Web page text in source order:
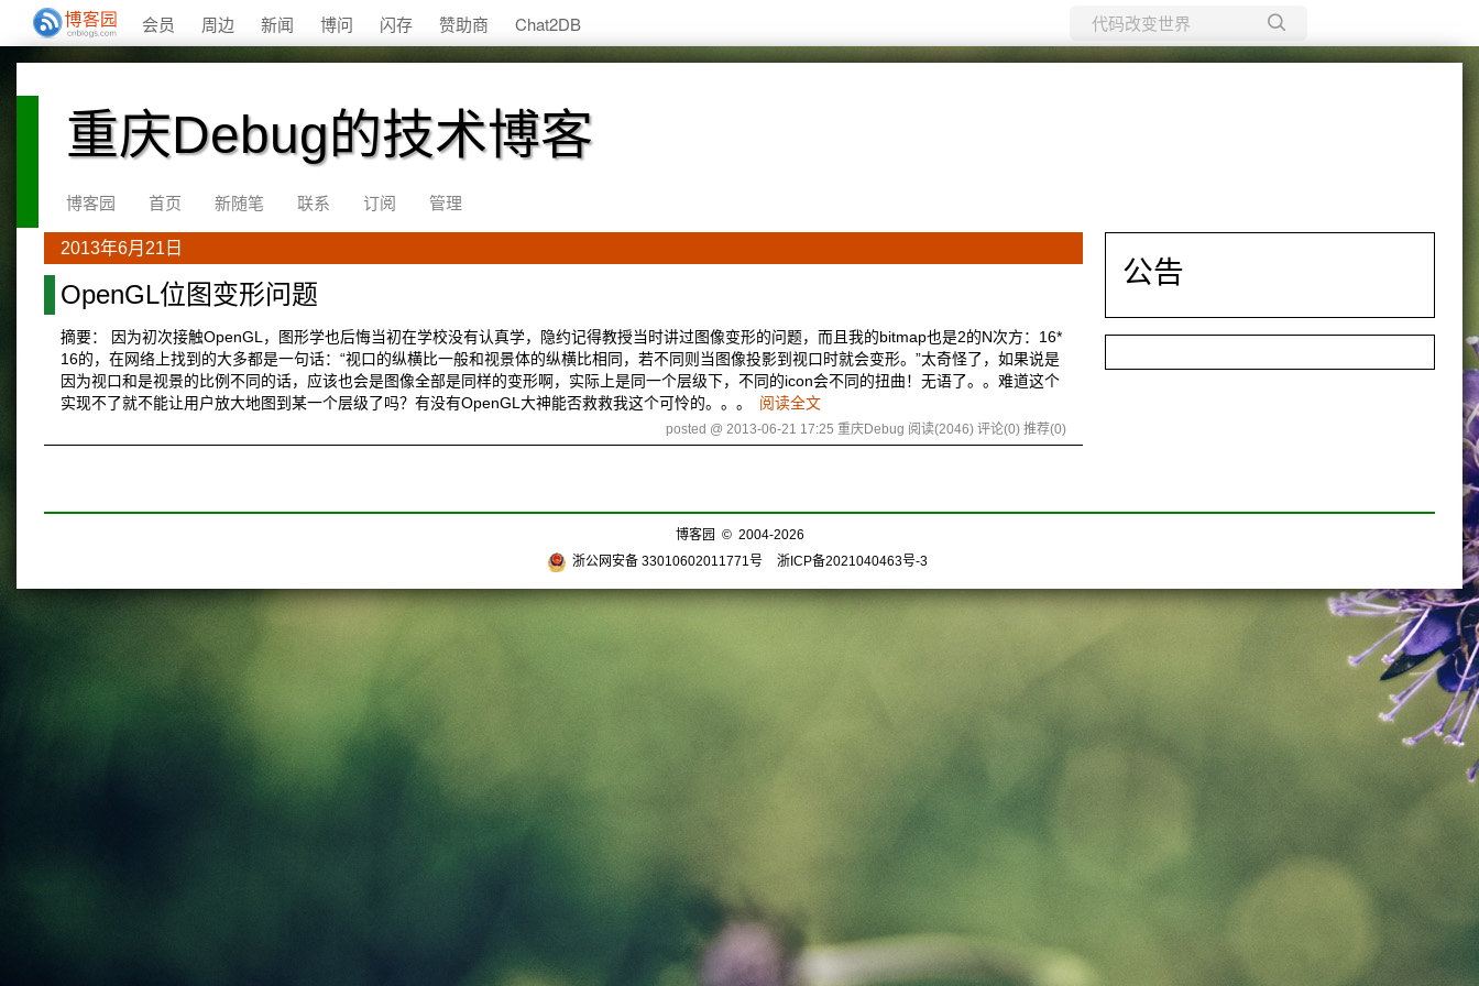
会员 周边 新闻 博问 闪存 赞助商 Chat2DB
所有博客
重庆Debug的技术博客
博客园 首页 新随笔 联系 订阅 管理
2013年6月21日
OpenGL位图变形问题
摘要： 因为初次接触OpenGL，图形学也后悔当初在学校没有认真学，隐约记得教授当时讲过图像变形的问题，而且我的bitmap也是2的N次方：16*
16的，在网络上找到的大多都是一句话：“视口的纵横比一般和视景体的纵横比相同，若不同则当图像投影到视口时就会变形。”太奇怪了，如果说是
因为视口和是视景的比例不同的话，应该也会是图像全部是同样的变形啊，实际上是同一个层级下，不同的icon会不同的扭曲！无语了。。难道这个
实现不了就不能让用户放大地图到某一个层级了吗？有没有OpenGL大神能否救救我这个可怜的。。。
阅读全文
posted @ 2013-06-21 17:25 重庆Debug 阅读(2046) 评论(0) 推荐(0)
公告
博客园 © 2004-2026
浙公网安备 33010602011771号
浙ICP备2021040463号-3